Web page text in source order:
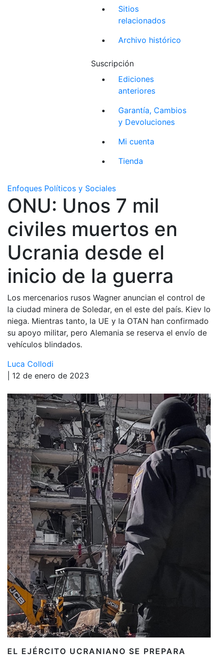
Sitios
relacionados
Archivo histórico
Suscripción
Ediciones
anteriores
Garantía, Cambios
y Devoluciones
Mi cuenta
Tienda
Enfoques Políticos y Sociales
ONU: Unos 7 mil
civiles muertos en
Ucrania desde el
inicio de la guerra
Los mercenarios rusos Wagner anuncian el control de
la ciudad minera de Soledar, en el este del país. Kiev lo
niega. Mientras tanto, la UE y la OTAN han confirmado
su apoyo militar, pero Alemania se reserva el envío de
vehículos blindados.
Luca Collodi
| 12 de enero de 2023
EL EJÉRCITO UCRANIANO SE PREPARA